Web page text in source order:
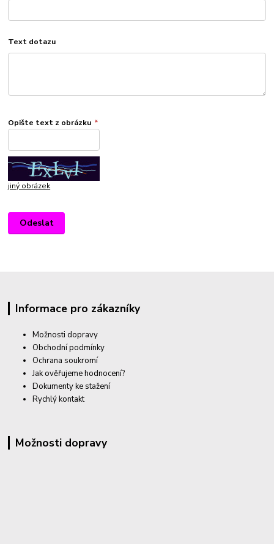
Text dotazu
Opište text z obrázku *
jiný obrázek
Informace pro zákazníky
Možnosti dopravy
Obchodní podmínky
Ochrana soukromí
Jak ověřujeme hodnocení?
Dokumenty ke stažení
Rychlý kontakt
Možnosti dopravy